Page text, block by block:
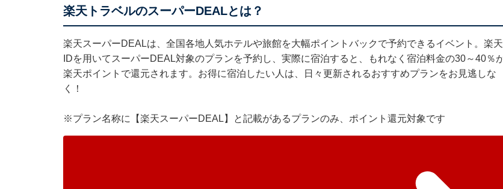
楽天トラベルのスーパーDEALとは？
楽天スーパーDEALは、全国各地人気ホテルや旅館を大幅ポイントバックで予約できるイベント。楽天
IDを用いてスーパーDEAL対象のプランを予約し、実際に宿泊すると、もれなく宿泊料金の30～40％
楽天ポイントで還元されます。お得に宿泊したい人は、日々更新されるおすすめプランをお見逃しな
く！
※プラン名称に【楽天スーパーDEAL】と記載があるプランのみ、ポイント還元対象です